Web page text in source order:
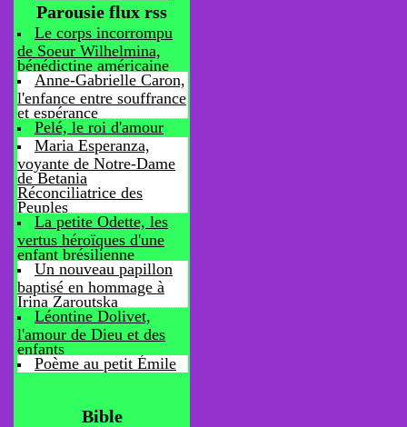
Parousie flux rss
Le corps incorrompu
de Soeur Wilhelmina,
bénédictine américaine
Anne-Gabrielle Caron,
l'enfance entre souffrance
et espérance
Pelé, le roi d'amour
Maria Esperanza,
voyante de Notre-Dame
de Betania
Réconciliatrice des
Peuples
La petite Odette, les
vertus héroïques d'une
enfant brésilienne
Un nouveau papillon
baptisé en hommage à
Irina Zaroutska
Léontine Dolivet,
l'amour de Dieu et des
enfants
Poème au petit Émile
Bible